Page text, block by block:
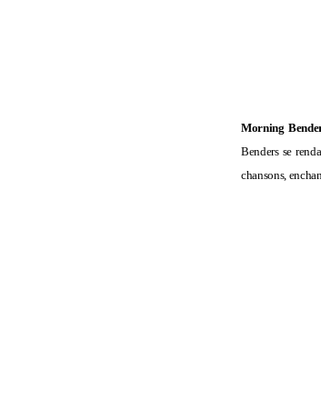
Morning
Benders se
chansons,